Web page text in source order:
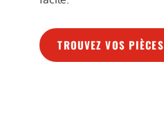
TROUVEZ VOS PIÈCES